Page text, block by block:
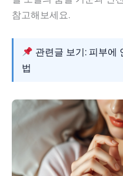
참고해보세요.
관련글 보기: 피부에
법